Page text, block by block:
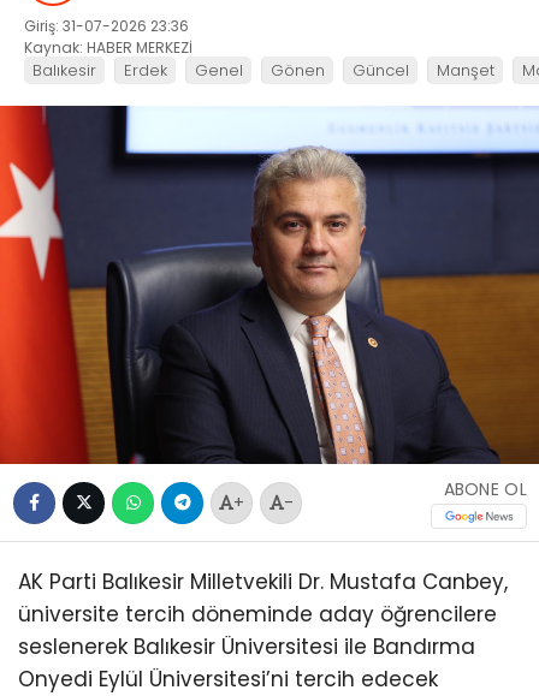
Giriş: 31-07-2026 23:36
Kaynak: HABER MERKEZİ
Balıkesir Erdek Genel Gönen Güncel Manşet
+ -
ABONE OL
AK Parti Balıkesir Milletvekili Dr. Mustafa Canbey,
üniversite tercih döneminde aday öğrencilere
seslenerek Balıkesir Üniversitesi ile Bandırma
Onyedi Eylül Üniversitesi’ni tercih edecek